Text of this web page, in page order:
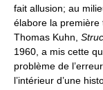
fait allusion; au
élabore la première
Thomas Kuhn,
1960, a mis cette
problème de
l’intérieur d’une